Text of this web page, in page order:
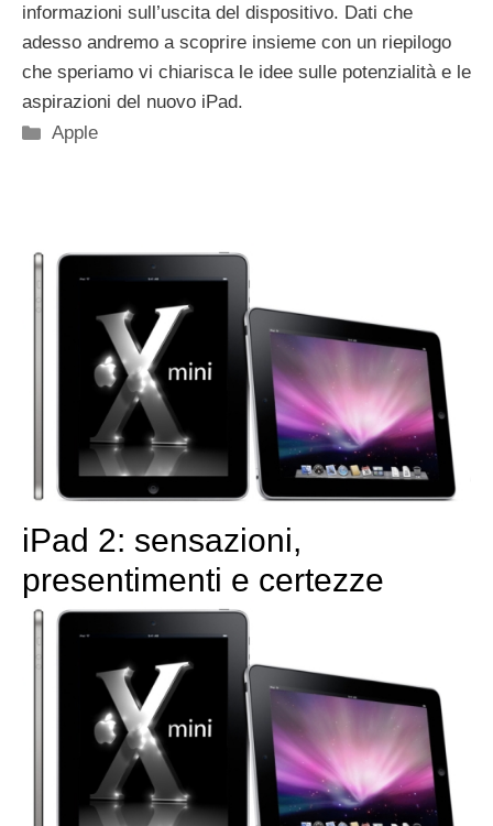
informazioni sull’uscita del dispositivo. Dati che
adesso andremo a scoprire insieme con un riepilogo
che speriamo vi chiarisca le idee sulle potenzialità e le
aspirazioni del nuovo iPad.
Categorie
Apple
iPad 2: sensazioni,
presentimenti e certezze